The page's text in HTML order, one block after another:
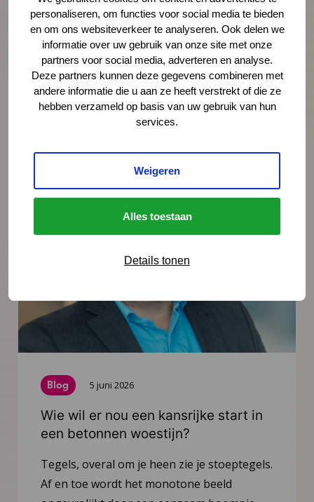
personaliseren, om functies voor social media te bieden
en om ons websiteverkeer te analyseren. Ook delen we
informatie over uw gebruik van onze site met onze
partners voor social media, adverteren en analyse.
Deze partners kunnen deze gegevens combineren met
andere informatie die u aan ze heeft verstrekt of die ze
hebben verzameld op basis van uw gebruik van hun
services.
Weigeren
Alles toestaan
Details tonen
Transactionele Analyse (TA), Systemisch
werk en Opvoedopstellingen. Ook is José
mastertrainer van het programma ‘Het
Begint Bij Mij’.
Lees meer over José Koster
Meer blogs
Blog 5 juni 2026
Wie wil er nou een kansrijke start in
een betonnen woestijn?
Tegels, overal om je heen zie je stoeptegels.
Af en toe wordt het monotone beeld